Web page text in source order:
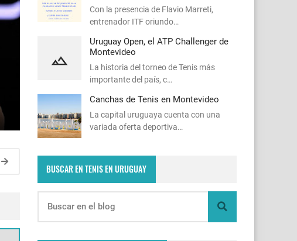
Con la presencia de Flavio Marreti,
entrenador ITF oriundo…
Uruguay Open, el ATP Challenger de
Montevideo
La historia del torneo de Tenis más
importante del país, c…
Canchas de Tenis en Montevideo
La capital uruguaya cuenta con una
variada oferta deportiva…
BUSCAR EN TENIS EN URUGUAY